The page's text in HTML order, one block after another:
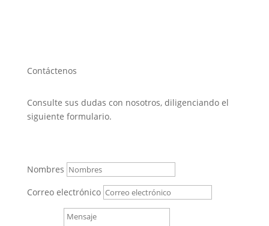
Contáctenos
Consulte sus dudas con nosotros, diligenciando el
siguiente formulario.
Nombres
Correo electrónico